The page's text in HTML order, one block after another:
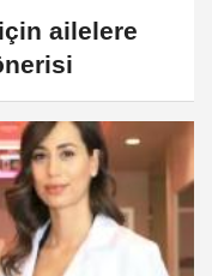
ailelere